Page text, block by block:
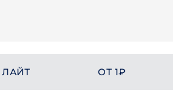
ЛАЙТ ОТ 1₽